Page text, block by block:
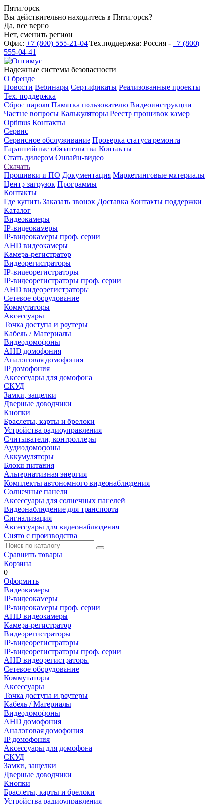
Пятигорск
Вы действительно находитесь в Пятигорск?
Да, все верно
Нет, сменить регион
Офис: +7 (800) 555-21-04 Тех.поддержка: Россия - +7 (800)
555-04-41
Надежные системы безопасности
О бренде
Новости Вебинары Сертификаты Реализованные проекты
Тех. поддержка
Сброс пароля Памятка пользователю Видеоинструкции
Частые вопросы Калькуляторы Реестр прошивок камер
Optimus Контакты
Сервис
Сервисное обслуживание Проверка статуса ремонта
Гарантийные обязательства Контакты
Стать дилером Онлайн-видео
Скачать
Прошивки и ПО Документация Маркетинговые материалы
Центр загрузок Программы
Контакты
Где купить Заказать звонок Доставка Контакты поддержки
Каталог
Видеокамеры
IP-видеокамеры
IP-видеокамеры проф. серии
AHD видеокамеры
Камера-регистратор
Видеорегистраторы
IP-видеорегистраторы
IP-видеорегистраторы проф. серии
AHD видеорегистраторы
Сетевое оборудование
Коммутаторы
Аксессуары
Точка доступа и роутеры
Кабель / Материалы
Видеодомофоны
AHD домофония
Аналоговая домофония
IP домофония
Аксессуары для домофона
СКУД
Замки, защелки
Дверные доводчики
Кнопки
Браслеты, карты и брелоки
Устройства радиоуправления
Считыватели, контроллеры
Аудиодомофоны
Аккумуляторы
Блоки питания
Альтернативная энергия
Комплекты автономного видеонаблюдения
Солнечные панели
Аксессуары для солнечных панелей
Видеонаблюдение для транспорта
Сигнализация
Аксессуары для видеонаблюдения
Снято с производства
Сравнить товары
Корзина
0
Оформить
Видеокамеры
IP-видеокамеры
IP-видеокамеры проф. серии
AHD видеокамеры
Камера-регистратор
Видеорегистраторы
IP-видеорегистраторы
IP-видеорегистраторы проф. серии
AHD видеорегистраторы
Сетевое оборудование
Коммутаторы
Аксессуары
Точка доступа и роутеры
Кабель / Материалы
Видеодомофоны
AHD домофония
Аналоговая домофония
IP домофония
Аксессуары для домофона
СКУД
Замки, защелки
Дверные доводчики
Кнопки
Браслеты, карты и брелоки
Устройства радиоуправления